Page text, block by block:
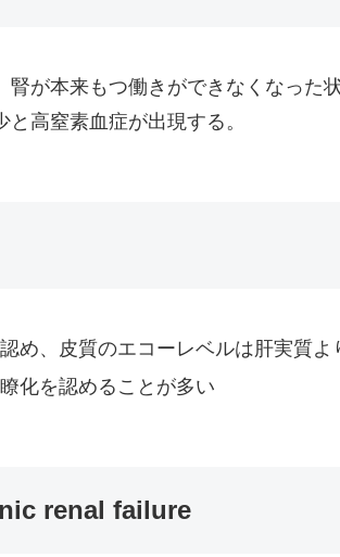
腎が本来もつ働きができなくなった
高窒素血症が出現する。
め、皮質のエコーレベルは肝実質よ
化を認めることが多い
renal failure